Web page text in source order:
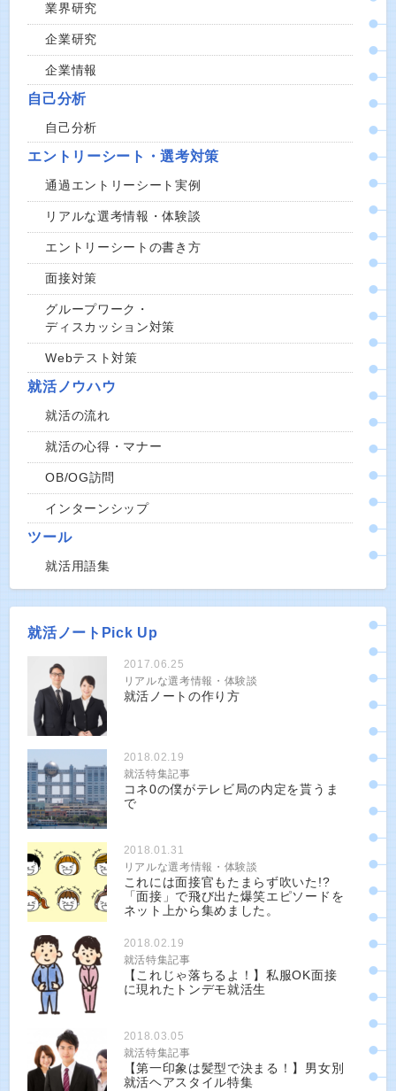
業界研究
企業研究
企業情報
自己分析
自己分析
エントリーシート・選考対策
通過エントリーシート実例
リアルな選考情報・体験談
エントリーシートの書き方
面接対策
グループワーク・
ディスカッション対策
Webテスト対策
就活ノウハウ
就活の流れ
就活の心得・マナー
OB/OG訪問
インターンシップ
ツール
就活用語集
就活ノートPick Up
2017.06.25
リアルな選考情報・体験談
就活ノートの作り方
2018.02.19
就活特集記事
コネ0の僕がテレビ局の内定を貰うま
で
2018.01.31
リアルな選考情報・体験談
これには面接官もたまらず吹いた!?
「面接」で飛び出た爆笑エピソードを
ネット上から集めました。
2018.02.19
就活特集記事
【これじゃ落ちるよ！】私服OK面接
に現れたトンデモ就活生
2018.03.05
就活特集記事
【第一印象は髪型で決まる！】男女別
就活ヘアスタイル特集